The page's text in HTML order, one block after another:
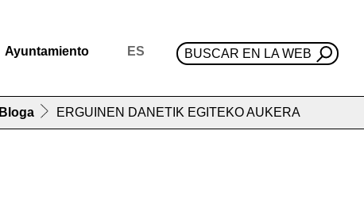
Ayuntamiento ES BUSCAR EN LA WEB
Bloga ERGUINEN DANETIK EGITEKO AUKERA